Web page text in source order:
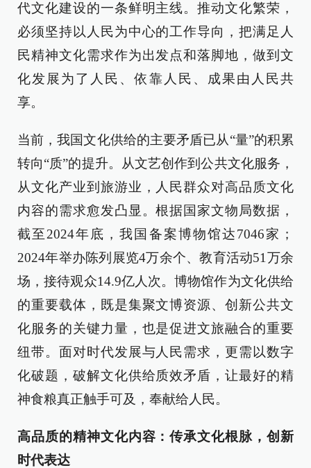
代文化建设的一条鲜明主线。推动文化繁荣，
必须坚持以人民为中心的工作导向，把满足人
民精神文化需求作为出发点和落脚地，做到文
化发展为了人民、依靠人民、成果由人民共
享。
当前，我国文化供给的主要矛盾已从“量”的积累
转向“质”的提升。从文艺创作到公共文化服务，
从文化产业到旅游业，人民群众对高品质文化
内容的需求愈发凸显。根据国家文物局数据，
截至2024年底，我国备案博物馆达7046家；
2024年举办陈列展览4万余个、教育活动51万余
场，接待观众14.9亿人次。博物馆作为文化供给
的重要载体，既是集聚文博资源、创新公共文
化服务的关键力量，也是促进文旅融合的重要
纽带。面对时代发展与人民需求，更需以数字
化破题，破解文化供给质效矛盾，让最好的精
神食粮真正触手可及，奉献给人民。
高品质的精神文化内容：传承文化根脉，创新
时代表达